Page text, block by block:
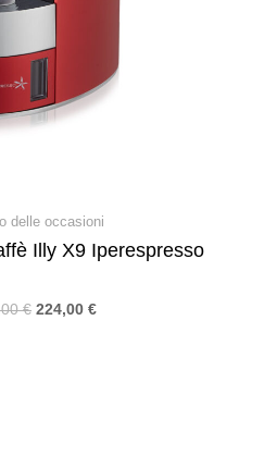
delle occasioni
Illy X9 Iperespresso
€ 224,00 €